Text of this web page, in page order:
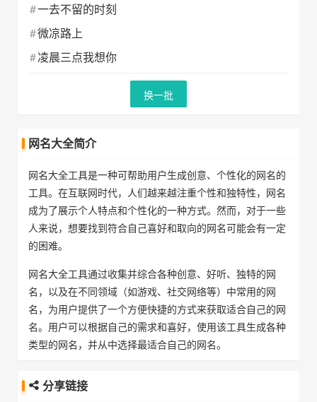
一去不留的时刻
微凉路上
凌晨三点我想你
换一批
网名大全简介
网名大全工具是一种可帮助用户生成创意、个性化的网名的
工具。在互联网时代，人们越来越注重个性和独特性，网名
成为了展示个人特点和个性化的一种方式。然而，对于一些
人来说，想要找到符合自己喜好和取向的网名可能会有一定
的困难。
网名大全工具通过收集并综合各种创意、好听、独特的网
名，以及在不同领域（如游戏、社交网络等）中常用的网
名，为用户提供了一个方便快捷的方式来获取适合自己的网
名。用户可以根据自己的需求和喜好，使用该工具生成各种
类型的网名，并从中选择最适合自己的网名。
分享链接